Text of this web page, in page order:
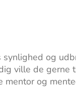
synlighed og
ville de
og